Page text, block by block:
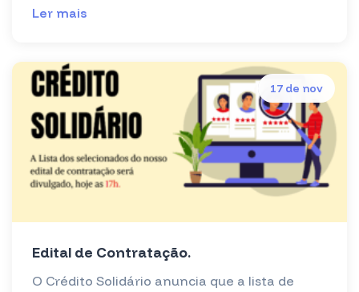
Ler mais
17 de nov
Edital de Contratação.
O Crédito Solidário anuncia que a lista de